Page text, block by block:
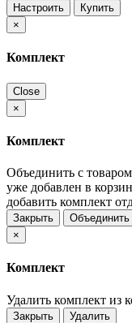
Настроить
Купить
×
Комплект
Close
×
Комплект
Объединить с
уже добавлен в
добавить комплект
Закрыть Объединить
×
Комплект
Удалить комплект из
Закрыть Удалить